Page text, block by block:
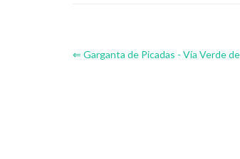
⇐ Garganta de Picadas - Vía Verde